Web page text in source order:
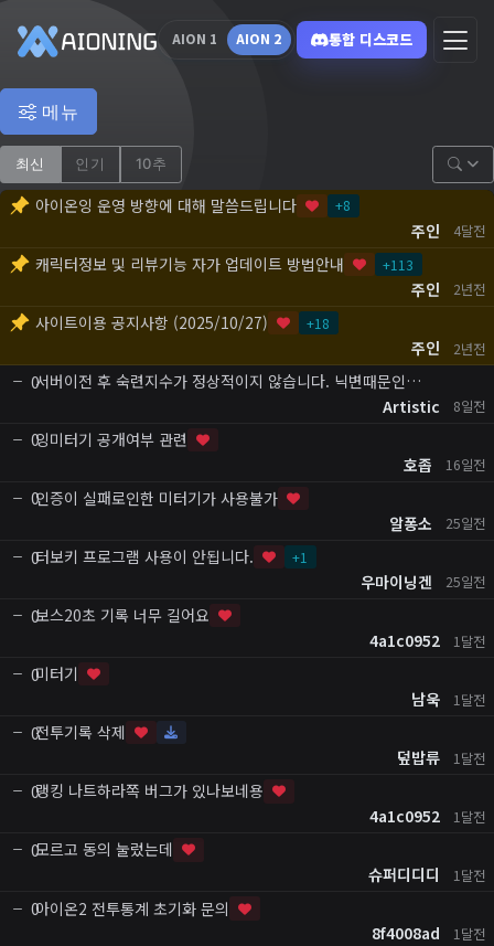
AION 1 AION 2 통합 디스코드
메뉴
최신 인기 10추
아이온잉 운영 방향에 대해 말씀드립니다 +8
주인 4달전
캐릭터정보 및 리뷰기능 자가 업데이트 방법안내 +113
주인 2년전
사이트이용 공지사항 (2025/10/27) +18
주인 2년전
0서버이전 후 숙련지수가 정상적이지 않습니다. 닉변때문인…
Artistic
8일전
0잉미터기 공개여부 관련
호좁
16일전
0인증이 실패로인한 미터기가 사용불가
알퐁소
25일전
0터보키 프로그램 사용이 안됩니다. +1
우마이닝겐 25일전
0보스20초 기록 너무 길어요
4a1c0952
1달전
0미터기
남욱
1달전
0전투기록 삭제
덮밥류
1달전
0랭킹 나트하라쪽 버그가 있나보네용
4a1c0952
1달전
0모르고 동의 눌렀는데
슈퍼디디디
1달전
0아이온2 전투통계 초기화 문의
8f4008ad
1달전